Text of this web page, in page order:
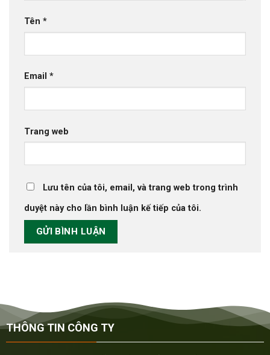
Tên *
Email *
Trang web
Lưu tên của tôi, email, và trang web trong trình
duyệt này cho lần bình luận kế tiếp của tôi.
THÔNG TIN CÔNG TY